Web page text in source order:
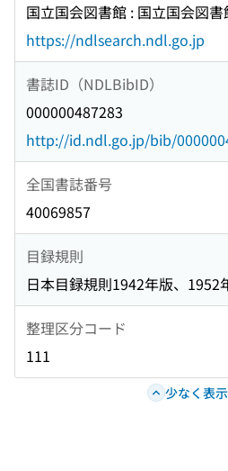
国立国会図書館 : 国立国会図書
https://ndlsearch.ndl.go.jp
書誌ID（NDLBibID）
000000487283
http://id.ndl.go.jp/bib/
全国書誌番号
40069857
目録規則
日本目録規則1942年版、1952
整理区分コード
111
少なく表